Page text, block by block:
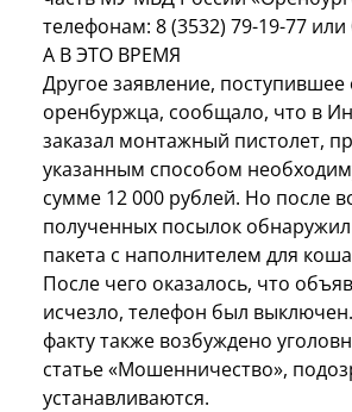
телефонам: 8 (3532) 79-19-77 или
А В ЭТО ВРЕМЯ
Другое заявление, поступившее
оренбуржца, сообщало, что в
заказал монтажный пистолет,
указанным способом
сумме 12 000 рублей. Но после
полученных посылок обнаружил
пакета с наполнителем для
После чего оказалось, что
исчезло, телефон был
факту также возбуждено
статье «Мошенничество»,
устанавливаются.